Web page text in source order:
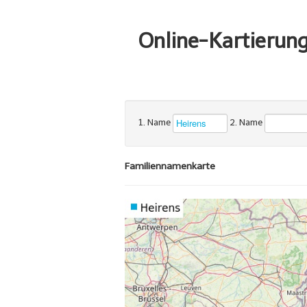
Online-
1. Name 2. Name
Familiennamenkarte